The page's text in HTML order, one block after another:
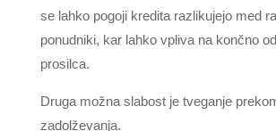
se lahko pogoji kredita razlikujejo med
ponudniki, kar lahko vpliva na končno
prosilca.
Druga možna slabost je tveganje
zadolževanja.